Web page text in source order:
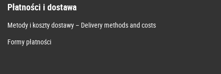
Płatności i dostawa
Metody i koszty dostawy – Delivery methods and costs
Formy płatności